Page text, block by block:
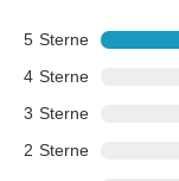
5 Sterne
4 Sterne
3 Sterne
2 Sterne